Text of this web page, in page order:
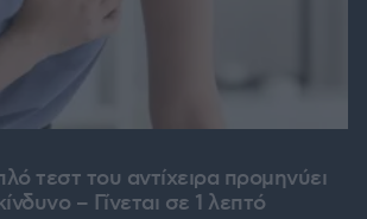
τεστ του αντίχειρα προμηνύει
– Γίνεται σε 1 λεπτό